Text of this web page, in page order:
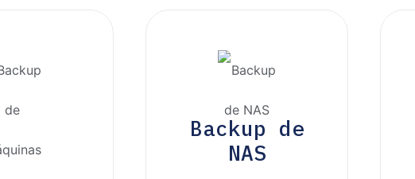
Backup de
NAS